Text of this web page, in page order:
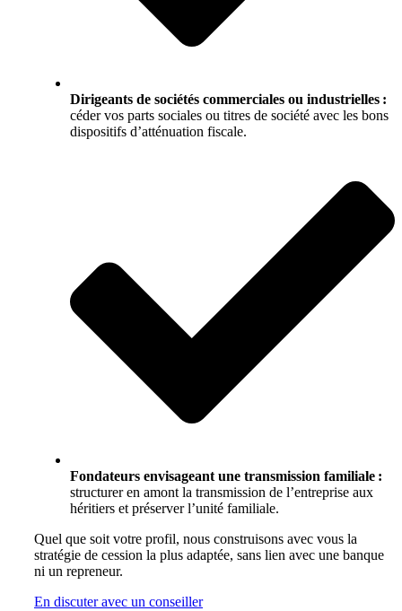
Dirigeants de sociétés commerciales ou industrielles :
céder vos parts sociales ou titres de société avec les bons
dispositifs d’atténuation fiscale.
Fondateurs envisageant une transmission familiale :
structurer en amont la transmission de l’entreprise aux
héritiers et préserver l’unité familiale.
Quel que soit votre profil, nous construisons avec vous la
stratégie de cession la plus adaptée, sans lien avec une banque
ni un repreneur.
En discuter avec un conseiller